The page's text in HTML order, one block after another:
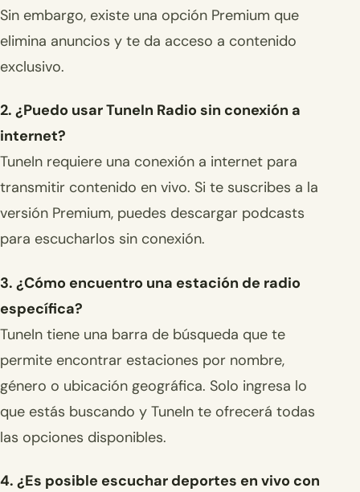
Sin embargo, existe una opción Premium que
elimina anuncios y te da acceso a contenido
exclusivo.
2. ¿Puedo usar TuneIn Radio sin conexión a
internet?
TuneIn requiere una conexión a internet para
transmitir contenido en vivo. Si te suscribes a la
versión Premium, puedes descargar podcasts
para escucharlos sin conexión.
3. ¿Cómo encuentro una estación de radio
específica?
TuneIn tiene una barra de búsqueda que te
permite encontrar estaciones por nombre,
género o ubicación geográfica. Solo ingresa lo
que estás buscando y TuneIn te ofrecerá todas
las opciones disponibles.
4. ¿Es posible escuchar deportes en vivo con